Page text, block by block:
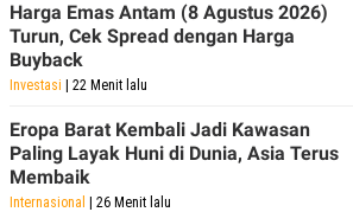
Harga Emas Antam (8 Agustus 2026)
Turun, Cek Spread dengan Harga
Buyback
Investasi | 22 Menit lalu
Eropa Barat Kembali Jadi Kawasan
Paling Layak Huni di Dunia, Asia Terus
Membaik
Internasional | 26 Menit lalu